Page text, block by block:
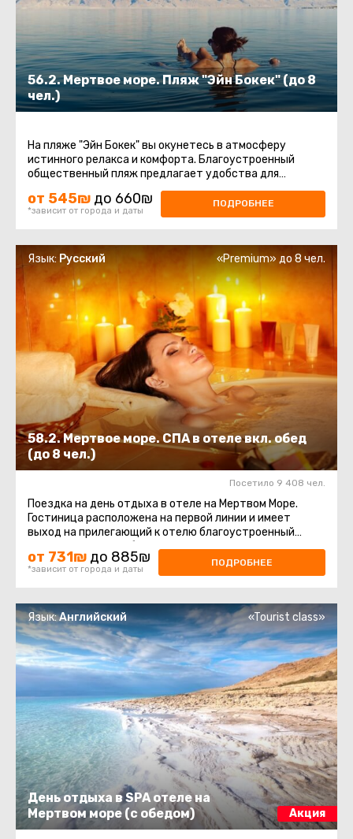
56.2. Мертвое море. Пляж "Эйн Бокек" (до 8
чел.)
На пляже "Эйн Бокек" вы окунетесь в атмосферу
истинного релакса и комфорта. Благоустроенный
общественный пляж предлагает удобства для
полноценного отдыха. На пляже ...
от 545₪ до 660₪
*зависит от города и даты
ПОДРОБНЕЕ
58.2. Мертвое море. СПА в отеле вкл. обед
(до 8 чел.)
Язык:Русский «Premium» до 8 чел.
Посетило 9 408 чел.
Поездка на день отдыха в отеле на Мертвом Море.
Гостиница расположена на первой линии и имеет
выход на прилегающий к отелю благоустроенный
пляж. Пляж отеля оборудован ...
от 731₪ до 885₪
*зависит от города и даты
ПОДРОБНЕЕ
День отдыха в SPA отеле на
Мертвом море (с обедом)
Акция
Язык:Английский «Tourist class»